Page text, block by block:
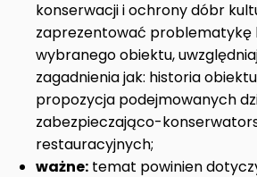
konserwacji i ochrony dóbr
zaprezentować problematykę
wybranego obiektu,
zagadnienia jak: historia
propozycja podejmowanych
zabezpieczająco-
restauracyjnych;
ważne: temat powinien